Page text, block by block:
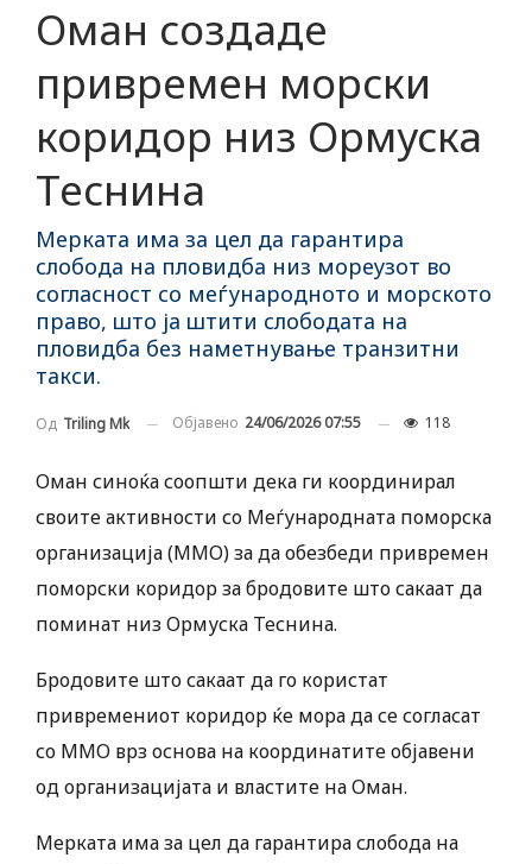
Оман создаде
привремен морски
коридор низ Ормуска
Теснина
Мерката има за цел да гарантира
слобода на пловидба низ мореузот во
согласност со меѓународното и морското
право, што ја штити слободата на
пловидба без наметнување транзитни
такси.
Од Triling Mk Објавено 24/06/2026 07:55 118
Оман синоќа соопшти дека ги координирал
своите активности со Меѓународната поморска
организација (ММО) за да обезбеди привремен
поморски коридор за бродовите што сакаат да
поминат низ Ормуска Теснина.
Бродовите што сакаат да го користат
привремениот коридор ќе мора да се согласат
со ММО врз основа на координатите објавени
од организацијата и властите на Оман.
Мерката има за цел да гарантира слобода на